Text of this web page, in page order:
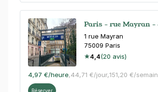
Paris - rue Mayran -
1 rue Mayran
75009 Paris
4,4(20 avis)
4,97 €/heure,44,71 €/jour,151,20 €/
Réserver